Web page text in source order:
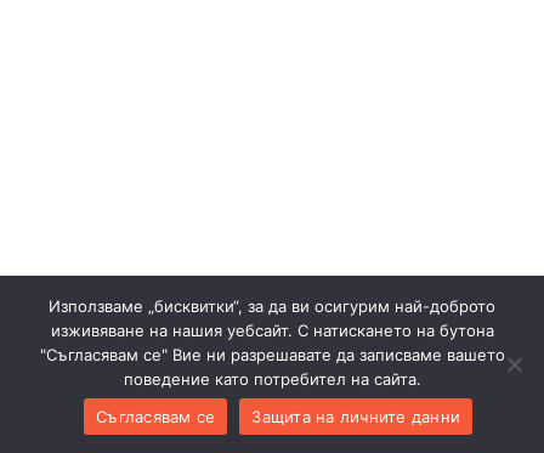
Използваме „бисквитки“, за да ви осигурим най-доброто
изживяване на нашия уебсайт. С натискането на бутона
"Съгласявам се" Вие ни разрешавате да записваме вашето
поведение като потребител на сайта.
Съгласявам се
Защита на личните данни